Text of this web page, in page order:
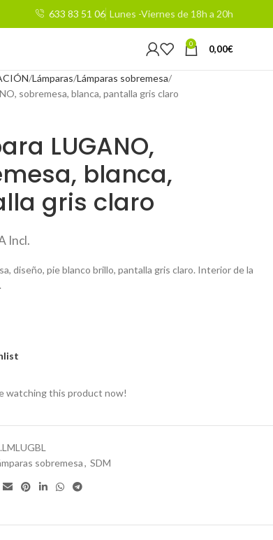
633 83 51 06 Lunes -Viernes de 18h a 20h
0 0,00€
Lámparas Lámparas sobremesa
sobremesa, blanca, pantalla gris claro
LUGANO,
blanca,
gris claro
Incl.
diseño, pie blanco brillo, pantalla gris claro. Interior de la
watching this product now!
sobremesa, SDM